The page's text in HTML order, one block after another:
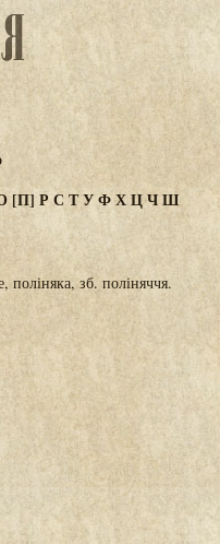
[П] Р С ТУФХЦЧШ
поліняка, зб. поліняччя.